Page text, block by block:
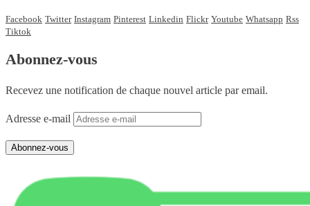
Facebook Twitter Instagram Pinterest Linkedin Flickr Youtube Whatsapp Rss
Tiktok
Abonnez-vous
Recevez une notification de chaque nouvel article par email.
Adresse e-mail
Abonnez-vous